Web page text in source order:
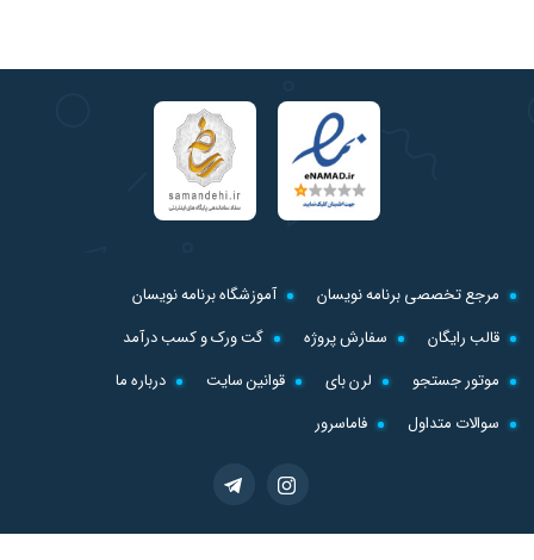
مرجع تخصصی برنامه نویسان
آموزشگاه برنامه نویسان
قالب رایگان
سفارش پروژه
گت ورک و کسب درآمد
موتور جستجو
لرن بای قوانین سایت
درباره ما
سوالات متداول
فاماسرور